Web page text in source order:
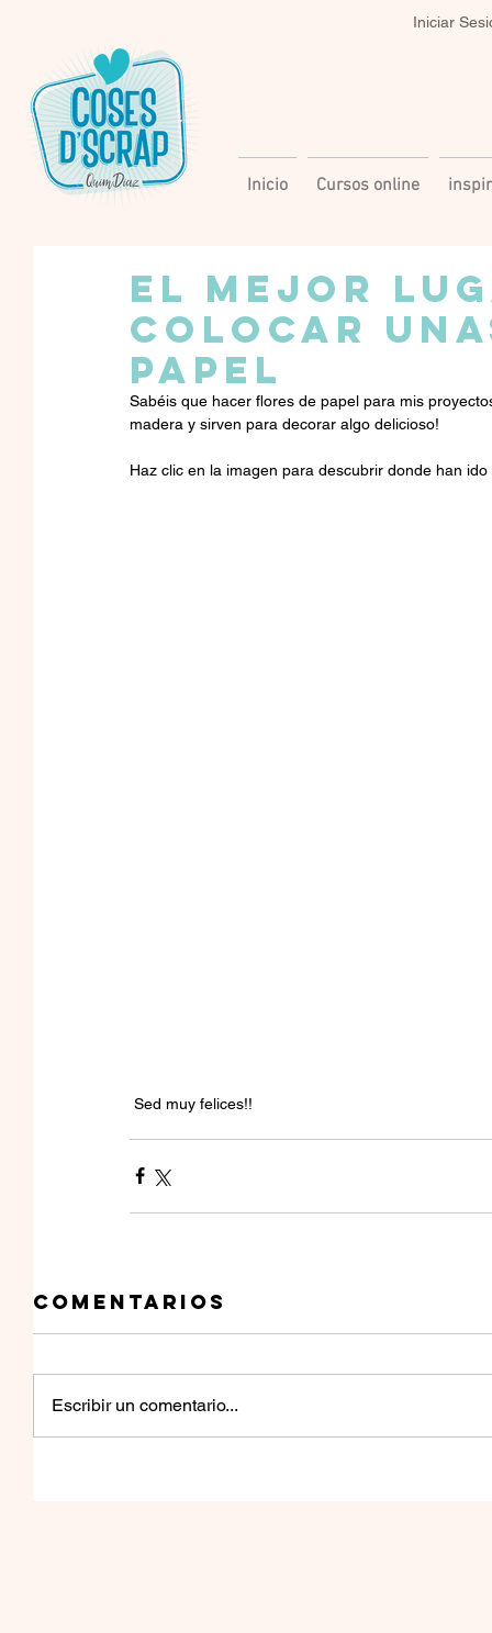
Iniciar
Inicio Cursos online
EL MEJOR
COLOCAR
PAPEL
Sabéis que hacer flores de papel para mis
madera y sirven para decorar algo delicioso!
Haz clic en la imagen para descubrir donde han
Sed muy felices!!
Comentarios
Escribir un comentario...